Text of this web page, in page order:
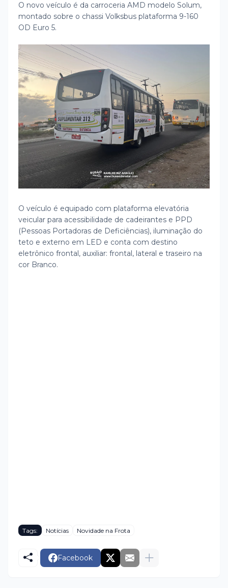
O novo veículo é da carroceria AMD modelo Solum,
montado sobre o chassi Volksbus plataforma 9-160
OD Euro 5.
O veículo é equipado com plataforma elevatória
veicular para acessibilidade de cadeirantes e PPD
(Pessoas Portadoras de Deficiências), iluminação do
teto e externo em LED e conta com destino
eletrônico frontal, auxiliar: frontal, lateral e traseiro na
cor Branco.
Tags: Notícias Novidade na Frota
Facebook